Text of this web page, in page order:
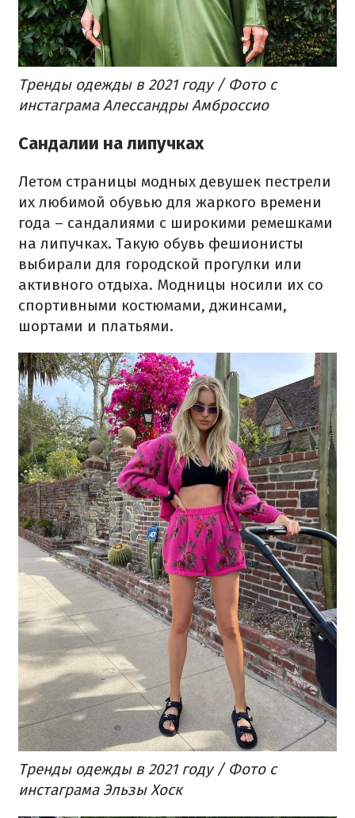
Тренды одежды в 2021 году / Фото с
инстаграма Алессандры Амброссио
Сандалии на липучках
Летом страницы модных девушек пестрели
их любимой обувью для жаркого времени
года – сандалиями с широкими ремешками
на липучках. Такую обувь фешионисты
выбирали для городской прогулки или
активного отдыха. Модницы носили их со
спортивными костюмами, джинсами,
шортами и платьями.
Тренды одежды в 2021 году / Фото с
инстаграма Эльзы Хоск